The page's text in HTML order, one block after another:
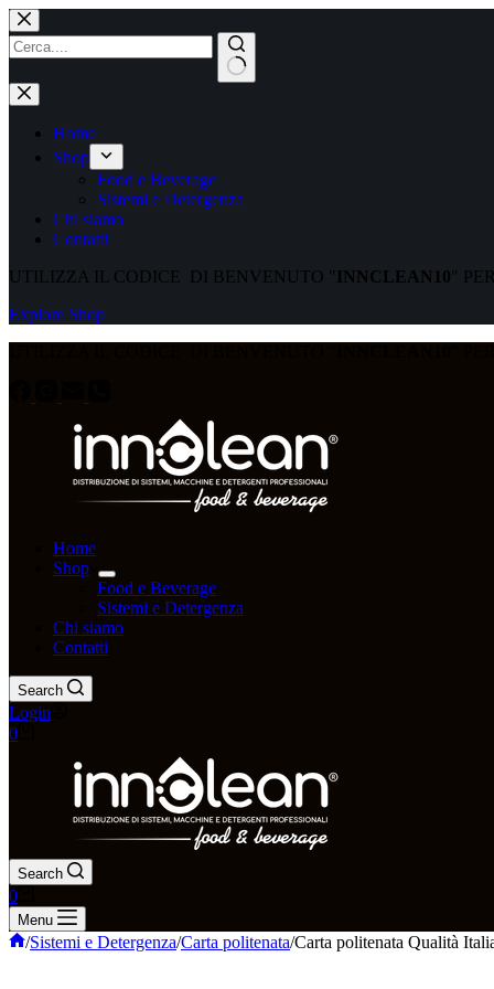
Home
Shop
Food e Beverage
Sistemi e Detergenza
Chi siamo
Contatti
UTILIZZA IL CODICE DI BENVENUTO " INNCLEAN10"
Explore Shop
Home
Shop
Food e Beverage
Sistemi e Detergenza
Chi siamo
Contatti
Search
Login
0
Search
0
Menu
/Sistemi e Detergenza/Carta politenata/Carta politenata Qualità